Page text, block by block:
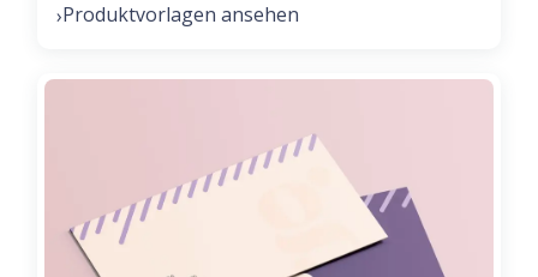
›Produktvorlagen ansehen